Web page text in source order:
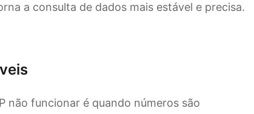
a consulta de dados mais estável e precisa.
não funcionar é quando números são